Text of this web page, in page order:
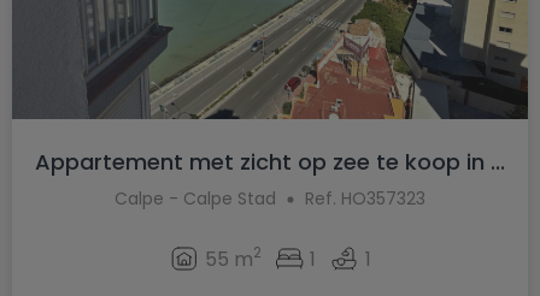
Appartement met zicht op zee te koop in ...
Calpe - Calpe Stad Ref. HO357323
55 m2 1 1